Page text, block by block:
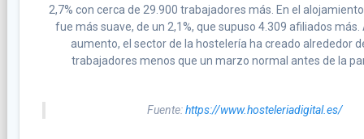
2,7% con cerca de 29.900 trabajadores más. En el
fue más suave, de un 2,1%, que supuso 4.309 afiliados más.
aumento, el sector de la hostelería ha creado alrededor
trabajadores menos que un marzo normal antes de la
Fuente:https://www.hosteleriadigital.es/